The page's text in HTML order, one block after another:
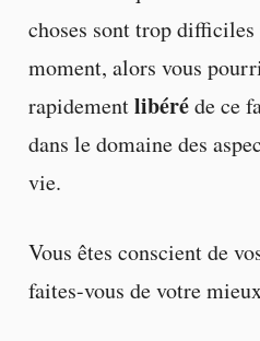
choses sont trop difficiles
moment, alors vous
rapidementlibéréde ce
dans le domaine des
vie.
Vous êtes conscient de
faites-vous de votre